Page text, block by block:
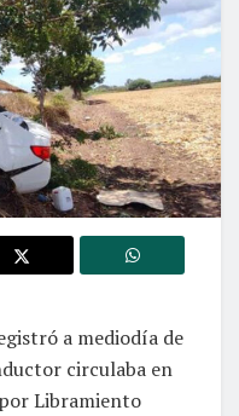
a mediodía de
circulaba en
Libramiento